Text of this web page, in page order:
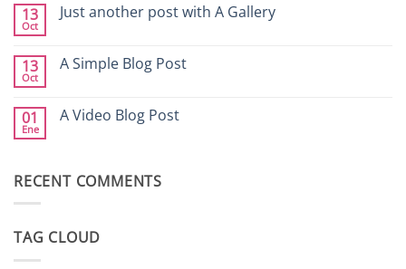
en
13
Oct
Just another post with A Gallery
comentarios
en
with
A
13
Oct
A Simple Blog Post
comentarios
en
01
Ene
A Video Blog Post
A
RECENT COMMENTS
TAG CLOUD